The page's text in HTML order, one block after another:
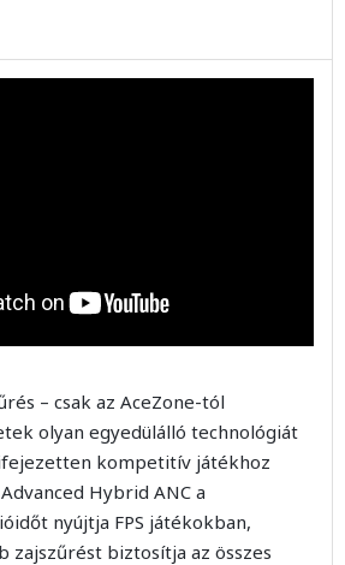
– csak az AceZone-tól
olyan egyedülálló technológiát
kompetitív játékhoz
Hybrid ANC a
nyújtja FPS játékokban,
zajszűrést biztosítja az összes